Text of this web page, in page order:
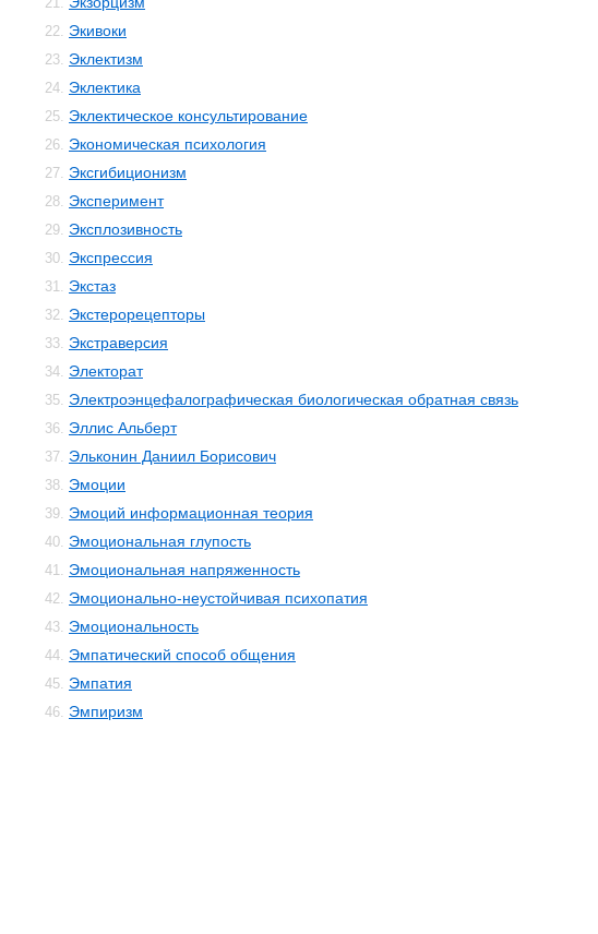
22. Экивоки
23. Эклектизм
24. Эклектика
25. Эклектическое консультирование
26. Экономическая психология
27. Эксгибиционизм
28. Эксперимент
29. Эксплозивность
30. Экспрессия
31. Экстаз
32. Экстерорецепторы
33. Экстраверсия
34. Электорат
35. Электроэнцефалографическая биологическая обратная связь
36. Эллис Альберт
37. Эльконин Даниил Борисович
38. Эмоции
39. Эмоций информационная теория
40. Эмоциональная глупость
41. Эмоциональная напряженность
42. Эмоционально-неустойчивая психопатия
43. Эмоциональность
44. Эмпатический способ общения
45. Эмпатия
46. Эмпиризм